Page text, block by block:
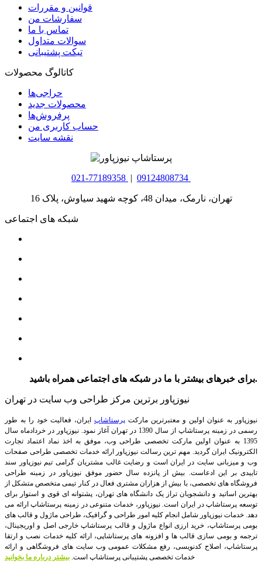
قوانین و مقررات
سفارشات من
تماس با ما
سوالات متداول
تیکت پشتیبانی
کاتالوگ محصولات
حراجی‌ها
محصولات جدید
پرفروش‌ها
حساب کاربری من
نقشه سایت
021-77189358 | 09124808734
تهران، نارمک، میدان 48، کوچه شهید سیاوش، پلاک 16
شبکه های اجتماعی
برای خبرهای بیشتر با ما در شبکه های اجتماعی همراه باشید.
نیوزپاور برترین مرکز طراحی وب سایت در تهران
نیوزپاور به عنوان اولین و معتبرترین مارکت پرستاشاپ ایران، فعالیت خود را به طور
رسمی در زمینه پرستاشاپ از سال 1390 در تهران آغاز نمود. نیوزپاور در خردادماه سال
1395 به عنوان اولین مارکت تخصصی طراحی وب، موفق به اخذ نماد اعتماد تجارت
الکترونیک ایران گردید. مهم ترین رسالت نیوزپاور ارائه خدمات تخصصی طراحی صفحات
وب و میزبانی سایت در ایران است و رضایت غالب مشتریان گرامی تیم نیوزپاور سند
تاییدی بر این ادعاست. بیش از پانزده سال حضور موفق نیوزپاور در زمینه طراحی
فروشگاه های تخصصی، با بیش از هزاران مشتری فعال در کنار تیمی متخصص متشکل از
بهترین اساتید و دانشجویان تراز یک دانشگاه های تهران، پشتوانه ای قوی و استوار برای
توسعه پرستاشاپ در ایران است.نیوزپاور، خدمات متنوعی در زمینه پرستاشاپ ارائه می
دهد. خدمات نیوزپاور شامل انجام کلیه امور طراحی و گرافیک، طراحی ماژول و قالب های
بومی پرستاشاپ، خرید ارزی انواع ماژول و قالب پرستاشاپ خارجی اصل و اوریجینال،
ترجمه و بومی سازی قالب ها و افزونه های پرستاشاپی، ارائه کلیه خدمات نصب و ارتقا
پرستاشاپ، اصلاح کدنویسی، رفع مشکلات عمومی وب سایت های فروشگاهی و ارائه
خدمات تخصصی پشتیبانی پرستاشاپ است. بیشتر درباره ما بخوانید